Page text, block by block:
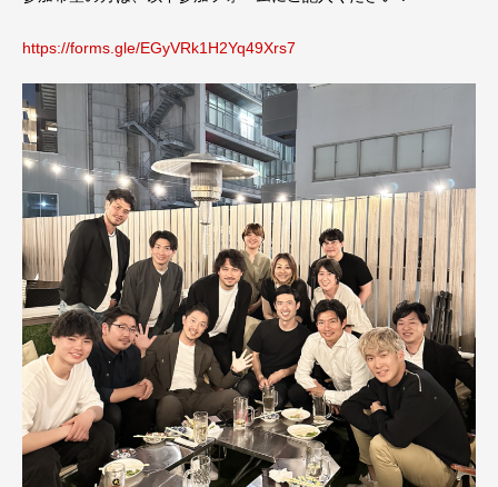
https://forms.gle/EGyVRk1H2Yq49Xrs7